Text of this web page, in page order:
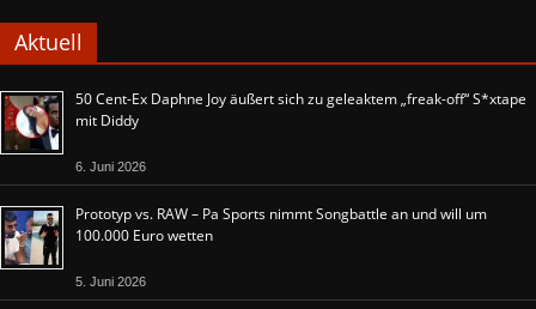
Aktuell
50 Cent-Ex Daphne Joy äußert sich zu geleaktem „freak-off“ S*xtape
mit Diddy
6. Juni 2026
Prototyp vs. RAW – Pa Sports nimmt Songbattle an und will um
100.000 Euro wetten
5. Juni 2026